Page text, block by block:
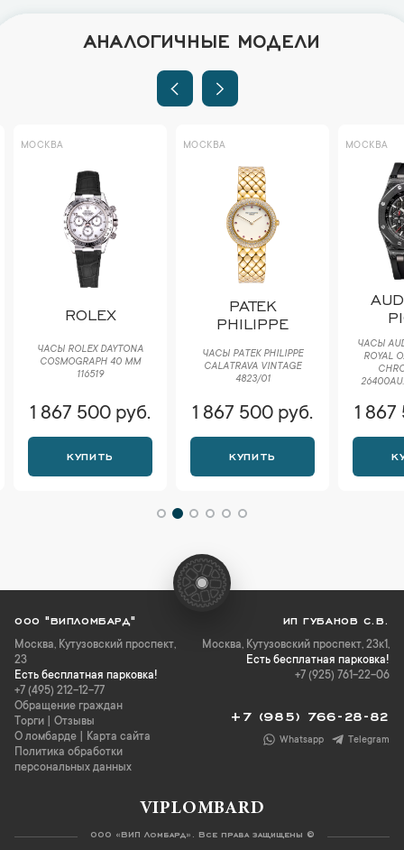
АНАЛОГИЧНЫЕ МОДЕЛИ
МОСКВА
ROLEX
ЧАСЫ ROLEX DAYTONA
COSMOGRAPH 40 ММ
116519
1 867 500 руб.
КУПИТЬ
МОСКВА
PATEK
PHILIPPE
ЧАСЫ PATEK PHILIPPE
CALATRAVA VINTAGE
4823/01
1 867 500 руб.
КУПИТЬ
МОСКВА
ЧАСЫ
ROYAL
1
ООО "ВИПЛОМБАРД"
Москва, Кутузовский проспект,
23
Есть бесплатная парковка!
+7 (495) 212-12-77
Обращение граждан
Торги
Отзывы
О ломбарде
Карта сайта
Политика обработки
персональных данных
ИП ГУБАНОВ С.В.
Москва, Кутузовский проспект, 23к1,
Есть бесплатная парковка!
+7 (925) 761-22-06
+7 (985) 766-28-82
Whatsapp Telegram
VIPLOMBARD
ООО «ВИП Ломбард». Все права защищены ©